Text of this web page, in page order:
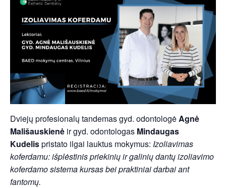
Dviejų profesionalų tandemas gyd. odontologėAgnė
Mališauskienė ir gyd. odontologas Mindaugas
Kudelispristato ilgai lauktus mokymus: Izoliavimas
koferdamu: išplėstinis priekinių ir galinių dantų izoliavimo
koferdamo sistema kursas bei praktiniai darbai ant
fantomų.